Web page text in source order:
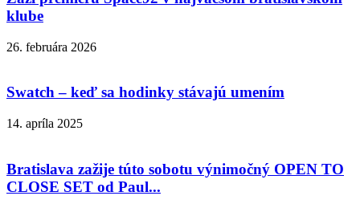
klube
26. februára 2026
Swatch – keď sa hodinky stávajú umením
14. apríla 2025
Bratislava zažije túto sobotu výnimočný OPEN TO
CLOSE SET od Paul...